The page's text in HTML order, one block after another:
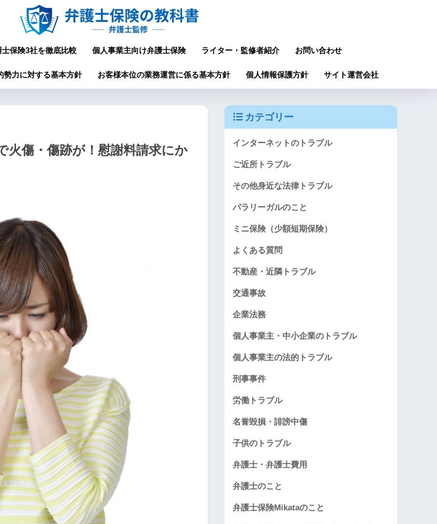
士保険3社を徹底比較 個人事業主向け弁護士保険 ライター・監修者紹介 お問い合わせ
勢力に対する基本方針 お客様本位の業務運営に係る基本方針 個人情報保護方針 サイト運営会社
火傷・傷跡が！慰謝料請求にか
カテゴリー
インターネットのトラブル
ご近所トラブル
その他身近な法律トラブル
パラリーガルのこと
ミニ保険（少額短期保険）
よくある質問
不動産・近隣トラブル
交通事故
企業法務
個人事業主・中小企業のトラブル
個人事業主の法的トラブル
刑事事件
労働トラブル
名誉毀損・誹謗中傷
子供のトラブル
弁護士・弁護士費用
弁護士のこと
弁護士保険Mikataのこと